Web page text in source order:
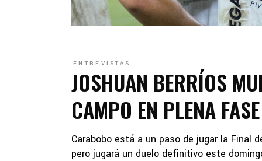
ENTREVISTAS
JOSHUAN BERRÍOS
CAMPO EN PLENA
Carabobo está a un paso de jugar la Final
pero jugará un duelo definitivo este